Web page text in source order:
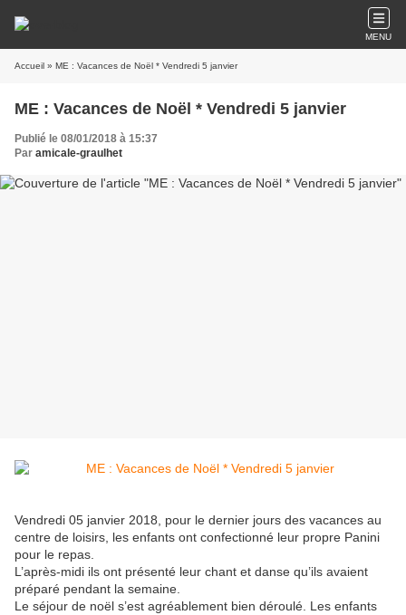
MENU
Accueil » ME : Vacances de Noël * Vendredi 5 janvier
ME : Vacances de Noël * Vendredi 5 janvier
Publié le 08/01/2018 à 15:37
Par amicale-graulhet
Vendredi 05 janvier 2018, pour le dernier jours des vacances au
centre de loisirs, les enfants ont confectionné leur propre Panini
pour le repas.
L’après-midi ils ont présenté leur chant et danse qu’ils avaient
préparé pendant la semaine.
Le séjour de noël s’est agréablement bien déroulé. Les enfants